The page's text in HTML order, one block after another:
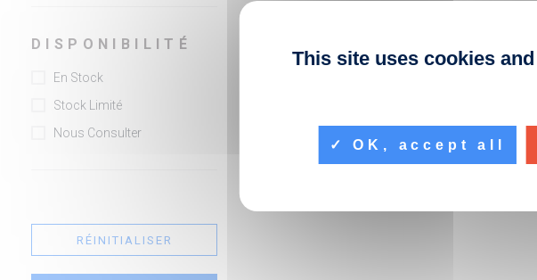
DISPONIBILITÉ
En Stock
Stock Limité
Nous Consulter
RÉINITIALISER
This site uses cookies
OK, accept all